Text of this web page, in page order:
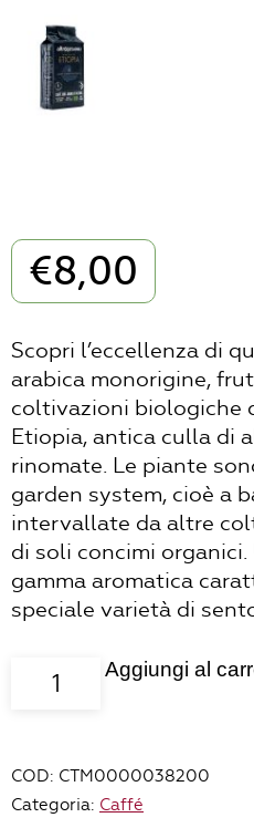
€8,00
Scopri l’eccellenza di
arabica monorigine,
coltivazioni biologiche
Etiopia, antica culla di
rinomate. Le piante
garden system, cioè a
intervallate da altre
di soli concimi
gamma aromatica
speciale varietà di
Caffè
monorigine
arabica
BIO
Aggiungi al
COD: CTM0000038200
Categoria: Caffé